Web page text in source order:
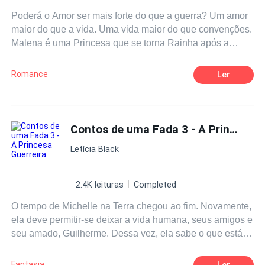
escolha Selena aceita viver temporariamente na casa de
Flavio em troca de poder participar do torneio. A conexão
entre eles se intensifica, mas ela decide fugir após vencer
Luna.
Poderá o Amor ser mais forte do que a guerra? Um amor
maior do que a vida. Uma vida maior do que convenções.
Malena é uma Princesa que se torna Rainha após a
reino ela tem inúmeros desafios para enfrentar, entre
eles, aprender a lutar com seu amigo de infância, Aron.
desavenças, desventuras, tragédias e saudades se
entrelaçarão, fazendo com que Malena precise ser mais
forte do que imaginava. Reinar não será fácil, e vencer as
um caminho a seguir: mudar sua vida ou honrar seus
antepassados? A resposta para essa e outras perguntas,
estará nesta emocionante aventura pela história de
Regnaturi.
Romance Ler
Contos de uma Fada 3 - A Princesa Guerreira
Letícia Black
2.4K leituras Completed
O tempo de Michelle na Terra chegou ao fim. Novamente,
ela deve permitir-se deixar a vida humana, seus amigos e
seu amado, Guilherme. Dessa vez, ela sabe o que está
leve por ter feito tudo o que podia. Voltar para casa não